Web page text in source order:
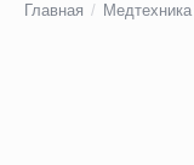
Главная /